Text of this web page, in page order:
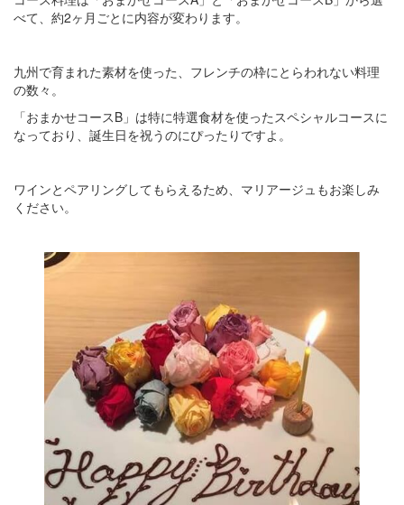
べて、約2ヶ月ごとに内容が変わります。
九州で育まれた素材を使った、フレンチの枠にとらわれない料理
の数々。
「おまかせコースB」は特に特選食材を使ったスペシャルコースに
なっており、誕生日を祝うのにぴったりですよ。
ワインとペアリングしてもらえるため、マリアージュもお楽しみ
ください。